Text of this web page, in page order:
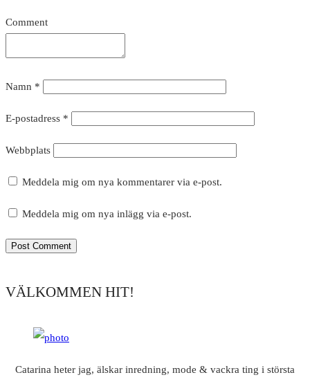
Comment
Namn *
E-postadress *
Webbplats
Meddela mig om nya kommentarer via e-post.
Meddela mig om nya inlägg via e-post.
VÄLKOMMEN HIT!
Catarina heter jag, älskar inredning, mode & vackra ting i största